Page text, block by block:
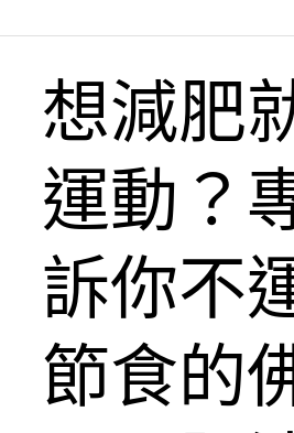
想減肥
運動？
訴你不
節食的